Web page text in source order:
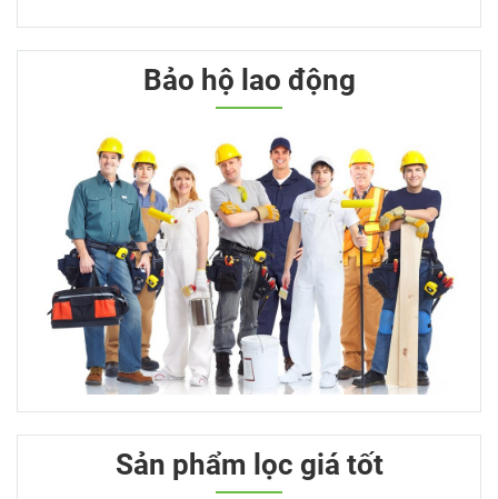
Bảo hộ lao động
Sản phẩm lọc giá tốt